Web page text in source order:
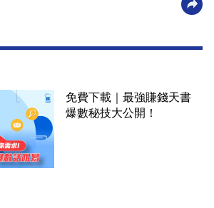
免費下載｜最強賺錢天書
爆數秘技大公開！